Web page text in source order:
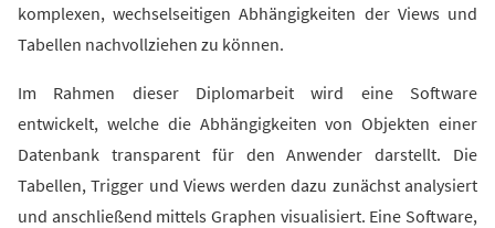
komplexen, wechselseitigen Abhängigkeiten der Views und
Tabellen nachvollziehen zu können.
Im Rahmen dieser Diplomarbeit wird eine Software
entwickelt, welche die Abhängigkeiten von Objekten einer
Datenbank transparent für den Anwender darstellt. Die
Tabellen, Trigger und Views werden dazu zunächst analysiert
und anschließend mittels Graphen visualisiert. Eine Software,